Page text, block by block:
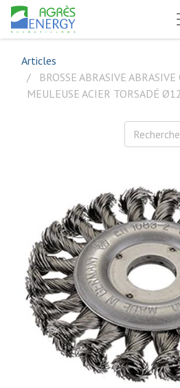
Articles
BROSSE ABRASIVE
MEULEUSE ACIER TORSADÉ